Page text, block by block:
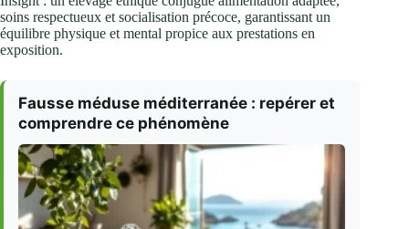
soins respectueux et socialisation précoce, garantissant un
équilibre physique et mental propice aux prestations en
exposition.
Fausse méduse méditerranée : repérer et
comprendre ce phénomène